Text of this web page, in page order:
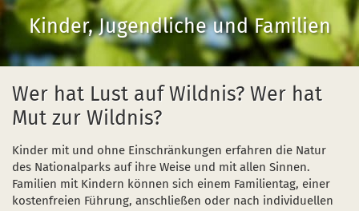
Lebensraum Nationalpark
Was ist ein Nationalpark?
Besondere Tiere und Pflanzen
Artenliste
Lebensräume
Geologie, Böden und Klima
Nationalpark erleben
Veranstaltungen
Aktuelles
Geführte Wanderungen
Auf eigene Faust
Wandervorschläge
Infohäuser & Einrichtungen
Nationalpark-Zentrum Eifel
Nationalpark-Tore
Nationalpark-Infopunkte
Wildniswerkstatt Düttling
Natur-Erlebnis-Treff (NEsT) Jugendwaldheim
Anreise & Unterkunft
Anreise
Nationalpark-Gastgeber
Arrangements & Pauschalen
GästeCard
Fahrtziel Natur
Infothek
Pressemitteilungen
Sozioökonomisches Monitoring
Downloads
Motorradfahrende
Einsatz von Drohnen
Kinder, Jugendliche und Familien
Wer hat Lust auf Wildnis? Wer hat
Mut zur Wildnis?
Kinder mit und ohne Einschränkungen erfahren die Natur
des Nationalparks auf ihre Weise und mit allen Sinnen.
Familien mit Kindern können sich einem Familientag, einer
kostenfreien Führung, anschließen oder nach individuellen